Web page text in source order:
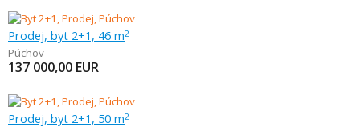
Prodej, byt 2+1, 46 m2
Púchov
137 000,00 EUR
Prodej, byt 2+1, 50 m2